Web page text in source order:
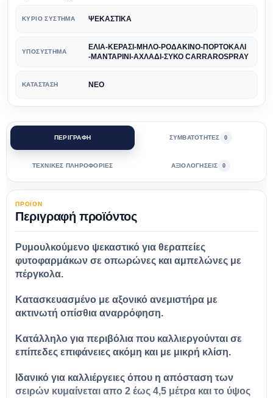
ΚΎΡΙΟ ΣΎΣΤΗΜΑ ΨΕΚΑΣΤΙΚΑ
ΥΠΟΣΎΣΤΗΜΑ
ΕΛΙΑ-ΚΕΡΑΣΙ-ΜΗΛΟ-ΡΟΔΑΚΙΝΟ-ΠΟΡΤΟΚΑΛΙ
-ΜΑΝΤΑΡΙΝΙ-ΑΧΛΑΔΙ-ΣΥΚΟ CARRAROSPRAY
ΚΑΤΆΣΤΑΣΗ ΝΕΟ
ΠΕΡΙΓΡΑΦΗ ΣΥΜΒΑΤΟΤΗΤΕΣ 0
ΤΕΧΝΙΚΕΣ ΠΛΗΡΟΦΟΡΙΕΣ ΑΞΙΟΛΟΓΗΣΕΙΣ 0
ΠΡΟΪΟΝ
Περιγραφή προϊόντος
Ρυμουλκούμενο ψεκαστικό για θεραπείες
φυτοφαρμάκων σε οπωρώνες και αμπελώνες με
πέργκολα.
Κατασκευασμένο με αξονικό ανεμιστήρα με
ακτινωτή οπίσθια αναρρόφηση.
Κατάλληλο για περιβόλια που καλλιεργούνται σε
επίπεδες επιφάνειες ακόμη και με μικρή κλίση.
Ιδανικό για καλλιέργειες όπου η απόσταση των
σειρών κυμαίνεται απο 2 έως 4,5 μέτρα και το ύψος